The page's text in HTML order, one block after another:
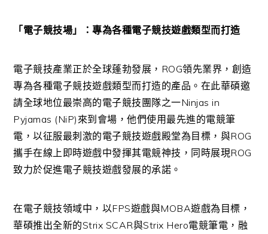
「電子競技場」：專為各種電子競技遊戲類型而打造
電子競技產業正於全球蓬勃發展，ROG領先業界，創造
專為各種電子競技遊戲類型而打造的產品。在此華碩邀
請全球地位最崇高的電子競技團隊之一Ninjas in
Pyjamas (NiP)來到會場，他們使用最先進的電競筆
電，以征服最刺激的電子競技遊戲殿堂為目標，與ROG
攜手在線上即時遊戲中發揮其電競神技，同時展現ROG
致力於促進電子競技遊戲發展的承諾。
在電子競技領域中，以FPS遊戲與MOBA遊戲為目標，
華碩推出全新的Strix SCAR與Strix Hero電競筆電，融